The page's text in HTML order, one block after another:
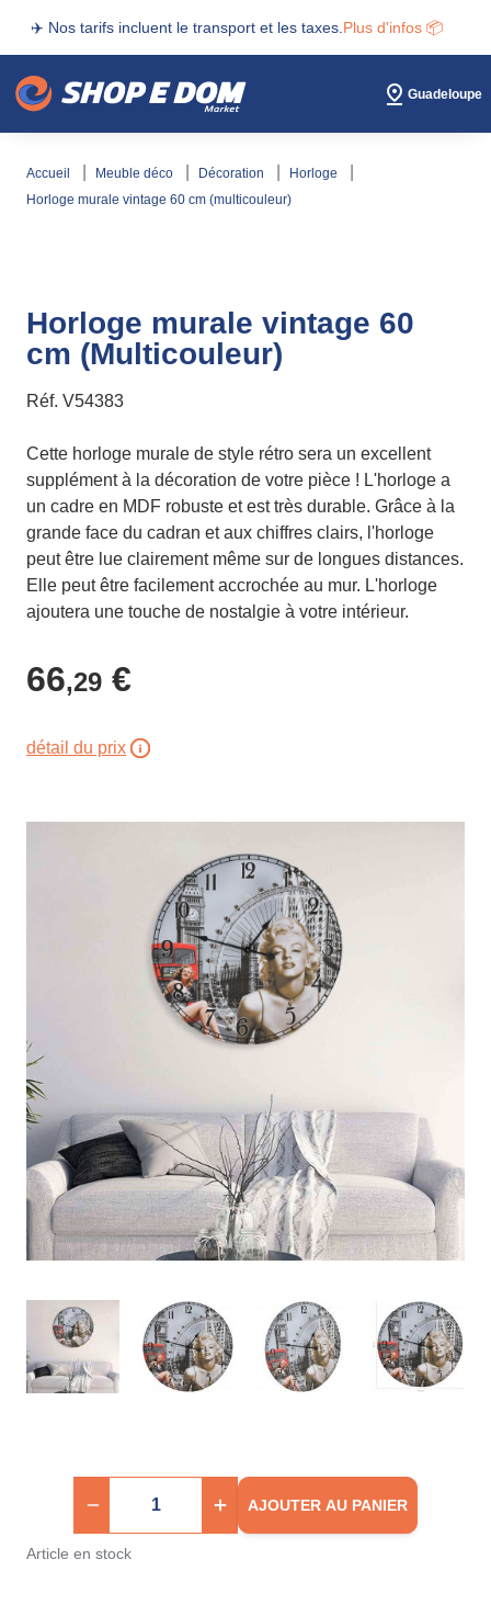
✈️ Nos tarifs incluent le transport et les taxes. Plus d'infos 📦
Guadeloupe
accueil meuble déco décoration
horloge
horloge murale vintage 60 cm (multicouleur)
Horloge murale vintage 60
cm (Multicouleur)
Réf. V54383
Cette horloge murale de style rétro sera un excellent
supplément à la décoration de votre pièce ! L'horloge a
un cadre en MDF robuste et est très durable. Grâce à la
grande face du cadran et aux chiffres clairs, l'horloge
peut être lue clairement même sur de longues distances.
Elle peut être facilement accrochée au mur. L'horloge
ajoutera une touche de nostalgie à votre intérieur.
66,29 €
détail du prix
AJOUTER AU PANIER
Article en stock